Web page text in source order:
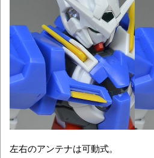
左右のアンテナは可動式。